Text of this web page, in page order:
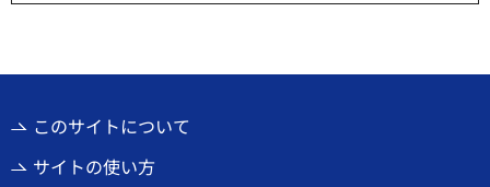
このサイトについて
サイトの使い方